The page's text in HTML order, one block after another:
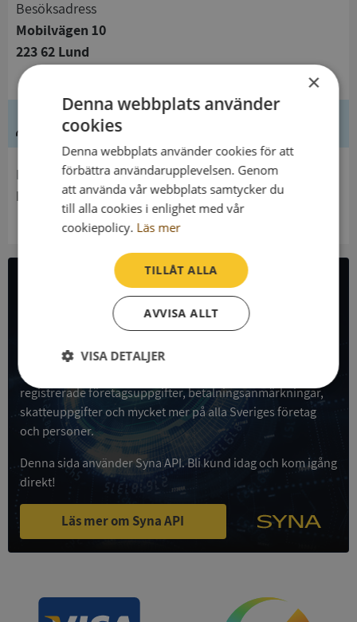
Besöksadress
Mobilvägen 10
223 62 Lund
Ledning
Innehavare
Institutet För Mänskliga Rättigheter
All företagsdata i API
Syna API är ett blixtsnabbt API där du kan hämta
registrerade företagsuppgifter, betalningsanmärkningar,
skatteuppgifter och mycket mer på alla Sveriges företag
och personer.
Denna sida använder Syna API. Bli kund idag och kom igång
direkt!
Läs mer om Syna API
×
Denna webbplats använder
cookies
Denna webbplats använder cookies för att
förbättra användarupplevelsen. Genom
att använda vår webbplats samtycker du
till alla cookies i enlighet med vår
cookiepolicy. Läs mer
TILLÅT ALLA
AVVISA ALLT
VISA DETALJER
Strikt
nödvändigt
Prestanda Inriktning
Funktioner Oklassificerade
Funktioner